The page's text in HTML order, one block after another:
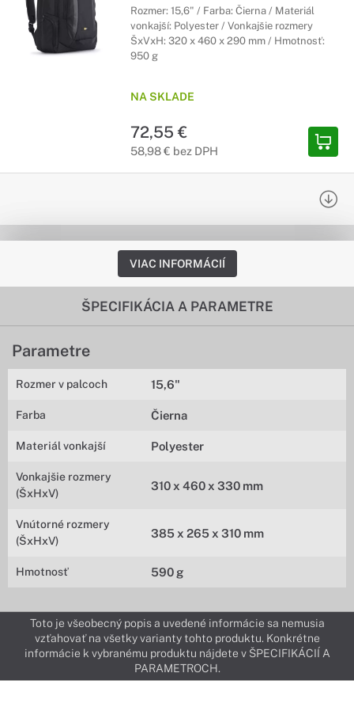
Rozmer: 15,6" / Farba: Čierna / Materiál
vonkajší: Polyester / Vonkajšie rozmery
ŠxVxH: 320 x 460 x 290 mm / Hmotnosť:
950 g
NA SKLADE
72,55 €
58,98 € bez DPH
VIAC INFORMÁCIÍ
ŠPECIFIKÁCIA A PARAMETRE
Parametre
Rozmer v palcoch 15,6"
Farba Čierna
Materiál vonkajší Polyester
Vonkajšie rozmery
(ŠxHxV)
310 x 460 x 330 mm
Vnútorné rozmery
(ŠxHxV)
385 x 265 x 310 mm
Hmotnosť 590 g
Toto je všeobecný popis a uvedené informácie sa nemusia
vzťahovať na všetky varianty tohto produktu. Konkrétne
informácie k vybranému produktu nájdete v ŠPECIFIKÁCIÍ A
PARAMETROCH.